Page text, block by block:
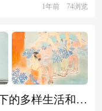
1年前 74浏览
泰丰国际丨杨小薇：当代笔墨下的多样生活和多彩人生